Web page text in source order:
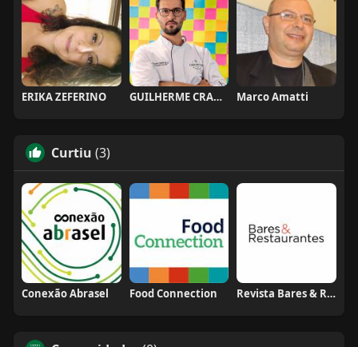
ERIKA ZEFERINO GUILHERME CRAMER BALLE Marco Amatti
Curtiu (3)
Conexão Abrasel Food Connection Revista Bares & Restaurantes